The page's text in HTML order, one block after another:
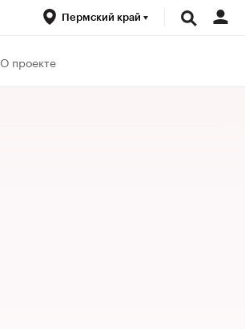
Пермский край
О проекте